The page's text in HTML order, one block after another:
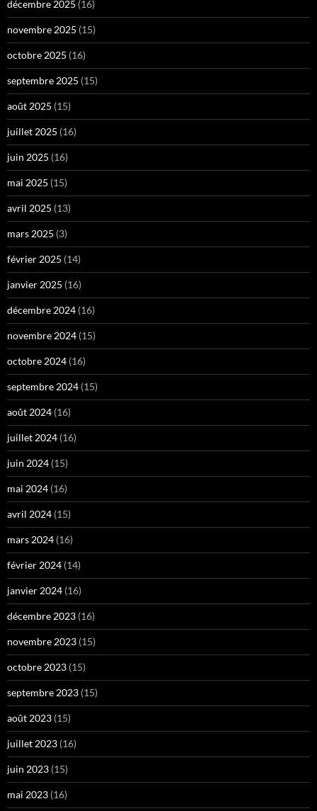
décembre 2025 (16)
novembre 2025 (15)
octobre 2025 (16)
septembre 2025 (15)
août 2025 (15)
juillet 2025 (16)
juin 2025 (16)
mai 2025 (15)
avril 2025 (13)
mars 2025 (3)
février 2025 (14)
janvier 2025 (16)
décembre 2024 (16)
novembre 2024 (15)
octobre 2024 (16)
septembre 2024 (15)
août 2024 (16)
juillet 2024 (16)
juin 2024 (15)
mai 2024 (16)
avril 2024 (15)
mars 2024 (16)
février 2024 (14)
janvier 2024 (16)
décembre 2023 (16)
novembre 2023 (15)
octobre 2023 (15)
septembre 2023 (15)
août 2023 (15)
juillet 2023 (16)
juin 2023 (15)
mai 2023 (16)